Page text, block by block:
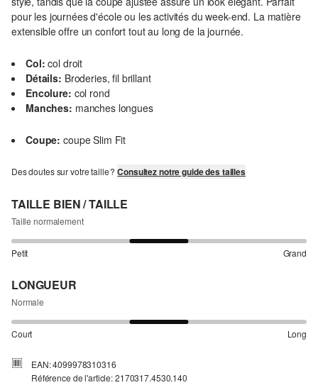
pour les journées d'école ou les activités du week-end. La matière
extensible offre un confort tout au long de la journée.
Col: col droit
Détails: Broderies, fil brillant
Encolure: col rond
Manches: manches longues
Coupe: coupe Slim Fit
Des doutes sur votre taille ?Consultez notre guide des tailles
TAILLE BIEN / TAILLE
Taille normalement
Petit Grand
LONGUEUR
Normale
Court Long
EAN: 4099978310316
Référence de l'article: 2170317.4530.140